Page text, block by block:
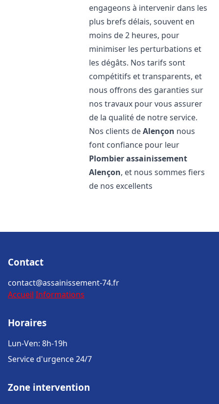
engageons à intervenir dans les
plus brefs délais, souvent en
moins de 2 heures, pour
minimiser les perturbations et
les dégâts. Nos tarifs sont
compétitifs et transparents, et
nous offrons des garanties sur
nos travaux pour vous assurer
de la qualité de notre service.
Nos clients deAlençon nous
font confiance pour leur
Plombier assainissement
Alençon, et nous sommes fiers
de nos excellents
Contact
contact@assainissement-74.fr
Accueil Informations
Horaires
Lun-Ven: 8h-19h
Service d'urgence 24/7
Zone intervention